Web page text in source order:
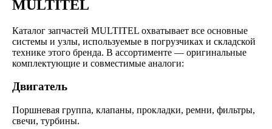
MULTITEL
Каталог запчастей MULTITEL охватывает все основные
системы и узлы, используемые в погрузчиках и складской
технике этого бренда. В ассортименте — оригинальные
комплектующие и совместимые аналоги:
Двигатель
Поршневая группа, клапаны, прокладки, ремни, фильтры,
свечи, турбины.